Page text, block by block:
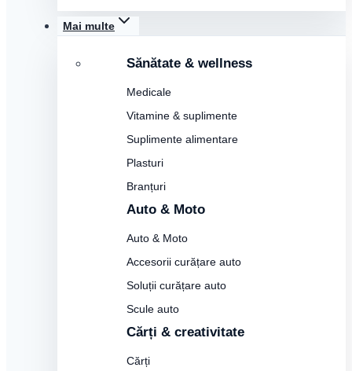
Mai multe
Sănătate & wellness
Medicale
Vitamine & suplimente
Suplimente alimentare
Plasturi
Branțuri
Auto & Moto
Auto & Moto
Accesorii curățare auto
Soluții curățare auto
Scule auto
Cărți & creativitate
Cărți